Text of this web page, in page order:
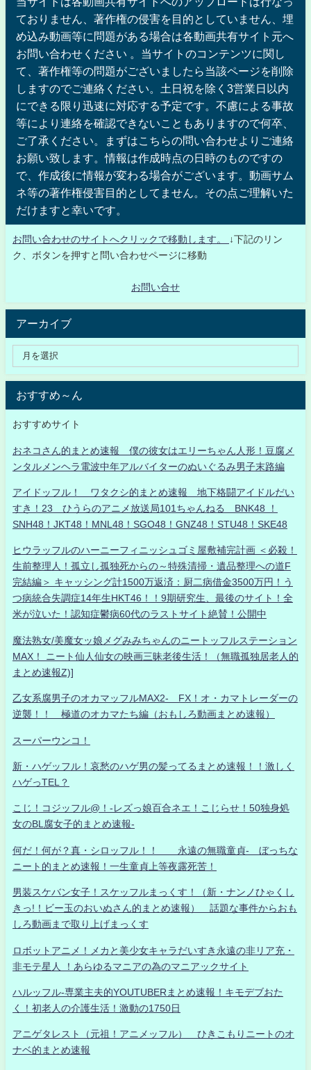
ておりません、著作権の侵害を目的としていません、埋
め込み動画等に問題がある場合は各動画共有サイト元へ
お問い合わせください 。当サイトのコンテンツに関し
て、著作権等の問題がございましたら当該ページを削除
しますのでご連絡ください。土日祝を除く3営業日以内
にできる限り迅速に対応する予定です。不慮による事故
等により連絡を確認できないこともありますので何卒、
ご了承ください。まずはこちらの問い合わせよりご連絡
お願い致します。情報は作成時点の日時のものですの
で、作成後に情報が変わる場合がございます。動画サム
ネ等の著作権侵害目的としてません。その点ご理解いた
だけますと幸いです。
お問い合わせのサイトへクリックで移動します。
↓下記のリン
ク、ボタンを押すと問い合わせページに移動
お問い合せ
アーカイブ
おすすめ～ん
おすすめサイト
おネコさん的まとめ速報 僕の彼女はエリーちゃん人形！豆腐メ
ンタルメンヘラ電波中年アルバイターのぬいぐるみ男子末路編
アイドッフル！ ワタクシ的まとめ速報 地下格闘アイドルだい
すき！23 ひうらのアニメ放送局101ちゃんねる BNK48 ！
SNH48！JKT48！MNL48！SGO48！GNZ48！STU48！SKE48
ヒウラッフルのハーニーフィニッシュゴミ屋敷補完計画 ＜必殺！
生前整理人！孤立し孤独死からの～特殊清掃・遺品整理への道F
完結編＞ キャッシング計1500万返済：厨二病借金3500万円！う
つ病統合失調症14年生HKT46！！9期研究生、最後のサイト！全
米が泣いた！認知症鬱病60代のラストサイト絶賛！公開中
魔法熟女/美魔女ッ娘メグみみちゃんのニートッフルステーション
MAX！ ニート仙人仙女の映画三昧老後生活！（無職孤独居老人的
まとめ速報Z)]
乙女系腐男子のオカマッフルMAX2- FX！オ・カマトレーダーの
逆襲！！ 極道のオカマたち編（おもしろ動画まとめ速報）
スーパーウンコ！
新・ハゲッフル！哀愁のハゲ男の髪ってるまとめ速報！！激しく
ハゲっTEL？
こじ！コジッフル@！-レズっ娘百合ネエ！こじらせ！50独身処
女のBL腐女子的まとめ速報-
何だ！何が？真・シロッフル！！ 永遠の無職童貞- ぼっちな
ニート的まとめ速報！一生童貞上等夜露死苦！
男装スケバン女子！スケッフルまっくす！（新・ナンノひゃくし
きっ!！ビー玉のおいぬさん的まとめ速報） 話題な事件からおも
しろ動画まで取り上げまっくす
ロボットアニメ！メカと美少女キャラだいすき永遠の非リア充・
非モテ星人 ！あらゆるマニアの為のマニアックサイト
ハルッフル-専業主夫的YOUTUBERまとめ速報！キモデブおた
く！初老人の介護生活！激動の1750日
アニゲタレスト（元祖！アニメッフル） ひきこもりニートのオ
ナベ的まとめ速報